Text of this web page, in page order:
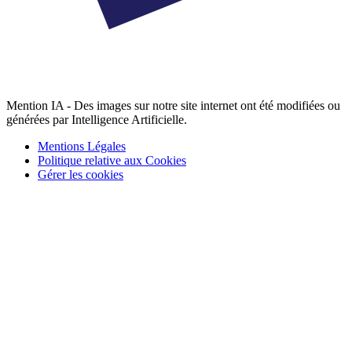
Mention IA - Des images sur notre site internet ont été modifiées ou
générées par Intelligence Artificielle.
Mentions Légales
Politique relative aux Cookies
Gérer les cookies